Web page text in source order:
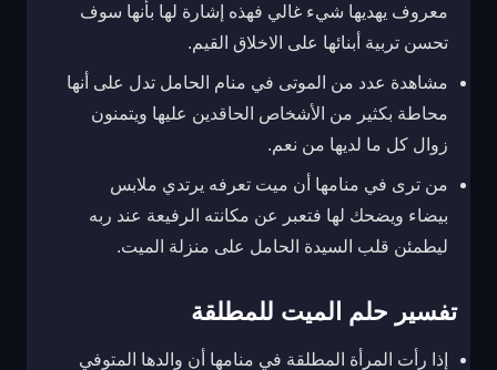
معروف يهديها شيء غالي فهذه إشارة لها بأنها سوف
تحسن تربية أبنائها على الاخلاق القيم.
مشاهدة عدد من الموتى في منام الحامل تدل على أنها
محاطة بكثير من الأشخاص الحاقدين عليها ويتمنون
زوال كل ما لديها من نعم.
من ترى في منامها أن ميت تعرفه يرتدي ملابس
بيضاء ويضحك لها فتعبر عن مكانته الرفيعة عند ربه
ليطمئن قلب السيدة الحامل على منزلة الميت.
تفسير حلم الميت للمطلقة
إذا رأت المرأة المطلقة في منامها أن والدها المتوفي